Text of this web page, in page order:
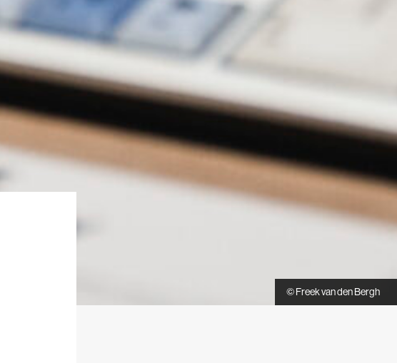
© Freek van den Bergh